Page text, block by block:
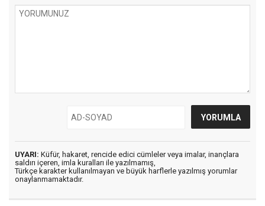
UYARI: Küfür, hakaret, rencide edici cümleler veya imalar, inançlara
saldırı içeren, imla kuralları ile yazılmamış,
Türkçe karakter kullanılmayan ve büyük harflerle yazılmış yorumlar
onaylanmamaktadır.